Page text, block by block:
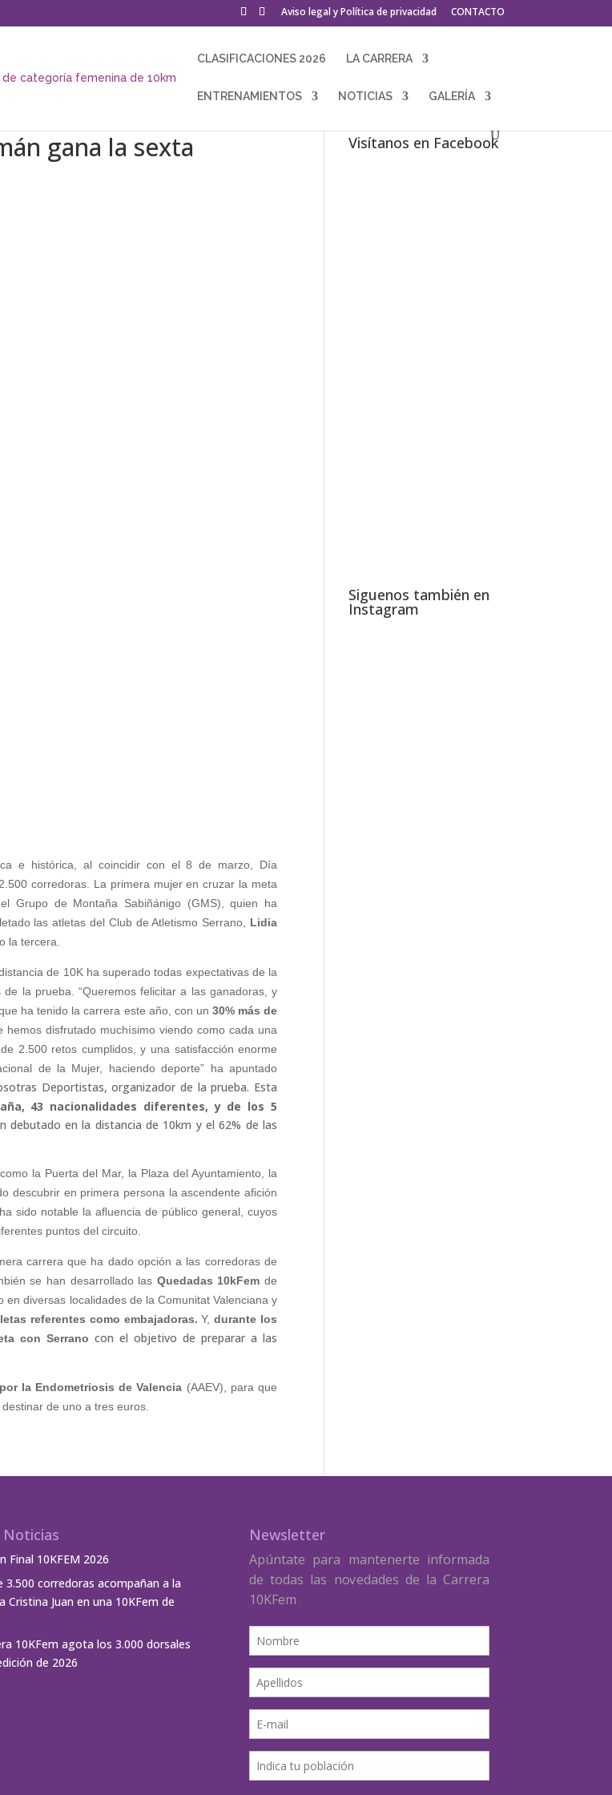
Aviso legal y Política de privacidad CONTACTO
CLASIFICACIONES 2026 LA CARRERA
ENTRENAMIENTOS NOTICIAS GALERÍA
gana la sexta
e histórica, al coincidir con el 8 de marzo, Día
corredoras. La primera mujer en cruzar la meta
Grupo de Montaña Sabiñánigo (GMS), quien ha
las atletas del Club de Atletismo Serrano, Lidia
la tercera.
de 10K ha superado todas expectativas de la
la prueba. “Queremos felicitar a las ganadoras, y
ha tenido la carrera este año, con un 30% más de
disfrutado muchísimo viendo como cada una
2.500 retos cumplidos, y una satisfacción enorme
de la Mujer, haciendo deporte” ha apuntado
Deportistas, organizador de la prueba. Esta
43 nacionalidades diferentes, y de los 5
en la distancia de 10km y el 62% de las
la Puerta del Mar, la Plaza del Ayuntamiento, la
descubrir en primera persona la ascendente aﬁción
sido notable la aﬂuencia de público general, cuyos
puntos del circuito.
carrera que ha dado opción a las corredoras de
se han desarrollado las Quedadas 10kFem de
diversas localidades de la Comunitat Valenciana y
referentes como embajadoras.Y, durante los
con Serrano con el objetivo de preparar a las
la Endometriosis de Valencia (AAEV), para que
de uno a tres euros.
Visítanos en Facebook
Siguenos también en
Instagram
Final 10KFEM 2026
3.500 corredoras acompañan a la
Cristina Juan en una 10KFem de
10KFem agota los 3.000 dorsales
de 2026
Newsletter